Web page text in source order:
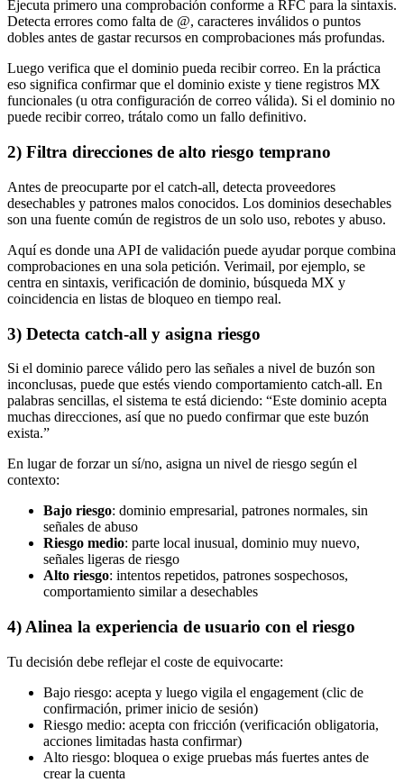
Ejecuta primero una comprobación conforme a RFC para la sintaxis.
Detecta errores como falta de @, caracteres inválidos o puntos
dobles antes de gastar recursos en comprobaciones más profundas.
Luego verifica que el dominio pueda recibir correo. En la práctica
eso significa confirmar que el dominio existe y tiene registros MX
funcionales (u otra configuración de correo válida). Si el dominio no
puede recibir correo, trátalo como un fallo definitivo.
2) Filtra direcciones de alto riesgo temprano
Antes de preocuparte por el catch-all, detecta proveedores
desechables y patrones malos conocidos. Los dominios desechables
son una fuente común de registros de un solo uso, rebotes y abuso.
Aquí es donde una API de validación puede ayudar porque combina
comprobaciones en una sola petición. Verimail, por ejemplo, se
centra en sintaxis, verificación de dominio, búsqueda MX y
coincidencia en listas de bloqueo en tiempo real.
3) Detecta catch-all y asigna riesgo
Si el dominio parece válido pero las señales a nivel de buzón son
inconclusas, puede que estés viendo comportamiento catch-all. En
palabras sencillas, el sistema te está diciendo: “Este dominio acepta
muchas direcciones, así que no puedo confirmar que este buzón
exista.”
En lugar de forzar un sí/no, asigna un nivel de riesgo según el
contexto:
Bajo riesgo: dominio empresarial, patrones normales, sin
señales de abuso
Riesgo medio: parte local inusual, dominio muy nuevo,
señales ligeras de riesgo
Alto riesgo: intentos repetidos, patrones sospechosos,
comportamiento similar a desechables
4) Alinea la experiencia de usuario con el riesgo
Tu decisión debe reflejar el coste de equivocarte:
Bajo riesgo: acepta y luego vigila el engagement (clic de
confirmación, primer inicio de sesión)
Riesgo medio: acepta con fricción (verificación obligatoria,
acciones limitadas hasta confirmar)
Alto riesgo: bloquea o exige pruebas más fuertes antes de
crear la cuenta